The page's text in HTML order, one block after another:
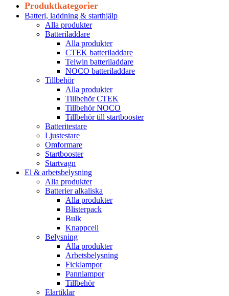
Produktkategorier
Batteri, laddning & starthjälp
Alla produkter
Batteriladdare
Alla produkter
CTEK batteriladdare
Telwin batteriladdare
NOCO batteriladdare
Tillbehör
Alla produkter
Tillbehör CTEK
Tillbehör NOCO
Tillbehör till startbooster
Batteritestare
Ljustestare
Omformare
Startbooster
Startvagn
El & arbetsbelysning
Alla produkter
Batterier alkaliska
Alla produkter
Blisterpack
Bulk
Knappcell
Belysning
Alla produkter
Arbetsbelysning
Ficklampor
Pannlampor
Tillbehör
Elartiklar